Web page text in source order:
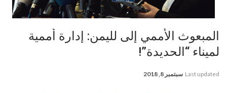
المبعوث الأممي إلى لليمن: إدارة أممية
لميناء “الحديدة”!
Last updated سبتمبر 8, 2018